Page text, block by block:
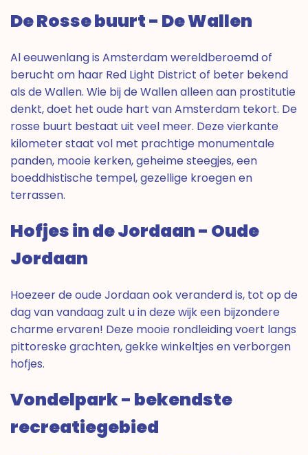
De Rosse buurt - De Wallen
Al eeuwenlang is Amsterdam wereldberoemd of
berucht om haar Red Light District of beter bekend
als de Wallen. Wie bij de Wallen alleen aan prostitutie
denkt, doet het oude hart van Amsterdam tekort. De
rosse buurt bestaat uit veel meer. Deze vierkante
kilometer staat vol met prachtige monumentale
panden, mooie kerken, geheime steegjes, een
boeddhistische tempel, gezellige kroegen en
terrassen.
Hofjes in de Jordaan - Oude
Jordaan
Hoezeer de oude Jordaan ook veranderd is, tot op de
dag van vandaag zult u in deze wijk een bijzondere
charme ervaren! Deze mooie rondleiding voert langs
pittoreske grachten, gekke winkeltjes en verborgen
hofjes.
Vondelpark - bekendste
recreatiegebied